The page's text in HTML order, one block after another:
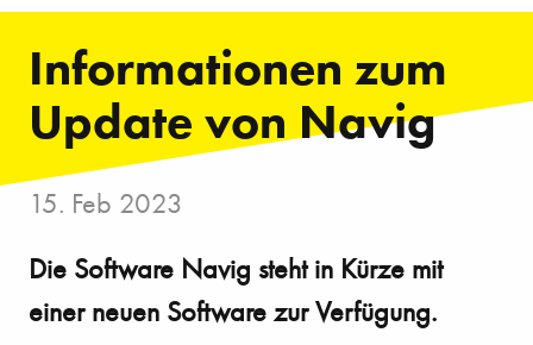
Informationen zum
Update von Navig
15. Feb 2023
Die Software Navig steht in Kürze mit
einer neuen Software zur Verfügung.